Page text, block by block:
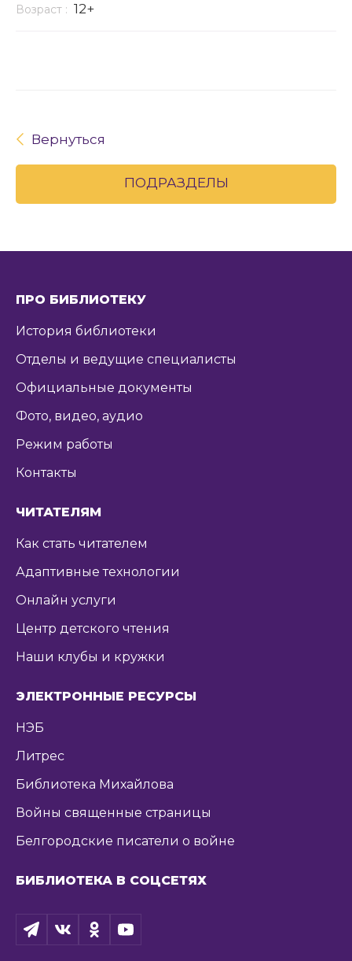
Возраст : 12+
Вернуться
ПОДРАЗДЕЛЫ
ПРО БИБЛИОТЕКУ
История библиотеки
Отделы и ведущие специалисты
Официальные документы
Фото, видео, аудио
Режим работы
Контакты
ЧИТАТЕЛЯМ
Как стать читателем
Адаптивные технологии
Онлайн услуги
Центр детского чтения
Наши клубы и кружки
ЭЛЕКТРОННЫЕ РЕСУРСЫ
НЭБ
Литрес
Библиотека Михайлова
Войны священные страницы
Белгородские писатели о войне
БИБЛИОТЕКА В СОЦСЕТЯХ